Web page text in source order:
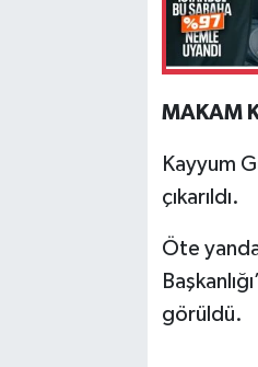
MAKAM
Kayyum
çıkarıldı.
Öte
görüldü.